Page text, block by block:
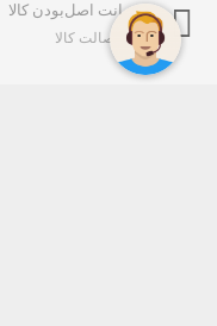
ضمانت اصل‌بودن کالا
تایید اصالت کالا